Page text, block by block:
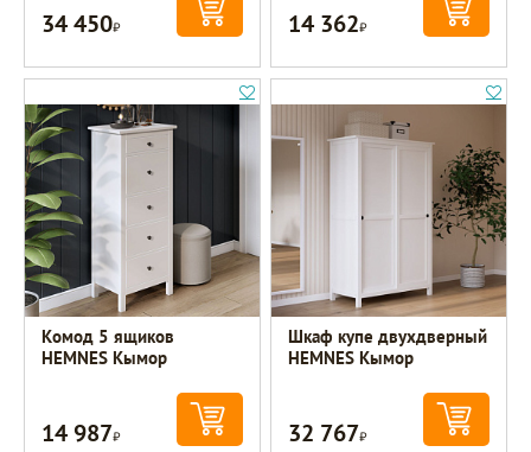
34 450Р 14 362Р
Комод 5 ящиков
HEMNES Кымор
14 987Р
Шкаф купе двухдверный
HEMNES Кымор
32 767Р